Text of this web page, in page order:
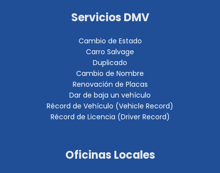
Servicios DMV
Cambio de Estado
Carro Salvage
Duplicado
Cambio de Nombre
Renovación de Placas
Dar de baja un vehículo
Récord de Vehículo (Vehicle Record)
Récord de Licencia (Driver Record)
Oficinas Locales